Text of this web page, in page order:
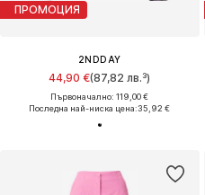
ПРОМОЦИЯ
2NDDAY
44,90 €(87,82 лв.³)
Първоначално: 119,00 €
Последна най-ниска цена:35,92 €